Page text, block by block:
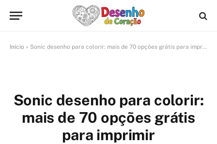
Início » Sonic desenho para colorir: mais de 70 opções grátis para imprimir
Sonic desenho para colorir:
mais de 70 opções grátis
para imprimir